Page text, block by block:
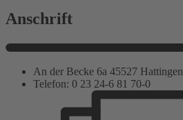
Anschrift
An der Becke 6a 45527 Hattingen
Telefon: 0 23 24-6 81 70-0